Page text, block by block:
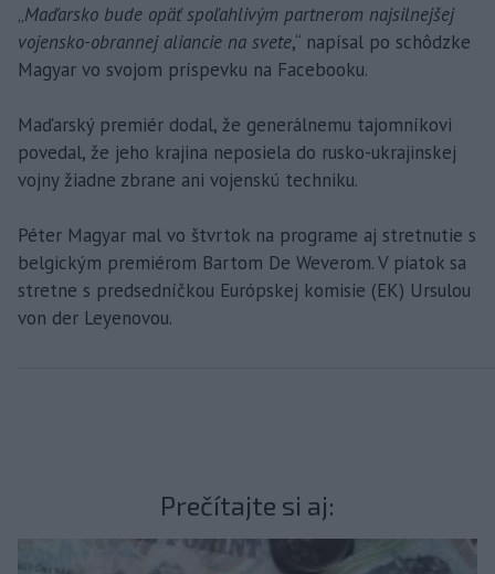
„Maďarsko bude opäť spoľahlivým partnerom najsilnejšej
vojensko-obrannej aliancie na svete,“ napísal po schôdzke
Magyar vo svojom príspevku na Facebooku.
Maďarský premiér dodal, že generálnemu tajomníkovi
povedal, že jeho krajina neposiela do rusko-ukrajinskej
vojny žiadne zbrane ani vojenskú techniku.
Péter Magyar mal vo štvrtok na programe aj stretnutie s
belgickým premiérom Bartom De Weverom. V piatok sa
stretne s predsedníčkou Európskej komisie (EK) Ursulou
von der Leyenovou.
Prečítajte si aj: